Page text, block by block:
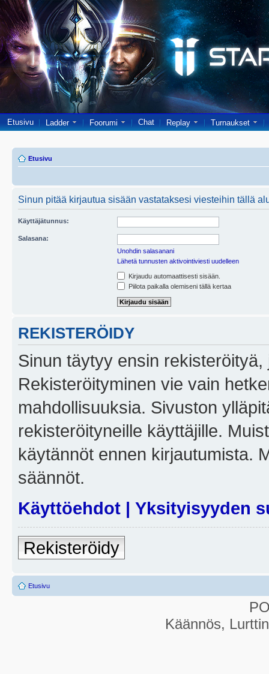
Etusivu Ladder Foorumi Chat Replay Turnaukset
Etusivu
Sinun pitää kirjautua sisään vastataksesi viesteihin tällä
Käyttäjätunnus:
Salasana:
Unohdin salasanani
Lähetä tunnusten aktivointiviesti uudelleen
Kirjaudu automaattisesti sisään.
Piilota paikalla olemiseni tällä kertaa
REKISTERÖIDY
Sinun täytyy ensin
Rekisteröityminen vie vain
mahdollisuuksia. Sivuston
rekisteröityneille käyttäjille.
käytännöt ennen kirjautumista.
säännöt.
Käyttöehdot | Yksityisyyden
Rekisteröidy
Etusivu
Käännös,